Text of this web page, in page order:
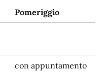
Pomeriggio
con appuntamento